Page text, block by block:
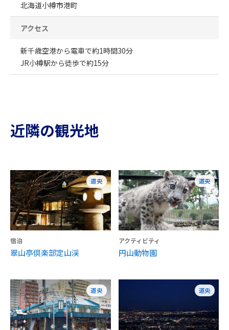
北海道小樽市港町
アクセス
新千歳空港から電車で約1時間30分
JR小樽駅から徒歩で約15分
近隣の観光地
道央
宿泊
翠山亭倶楽部定山渓
道央
アクティビティ
円山動物園
道央 道央